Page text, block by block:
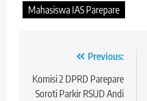
Mahasiswa IAS Parepare
Navigasi
pos
Previous:
Komisi 2 DPRD Parepare
Soroti Parkir RSUD Andi